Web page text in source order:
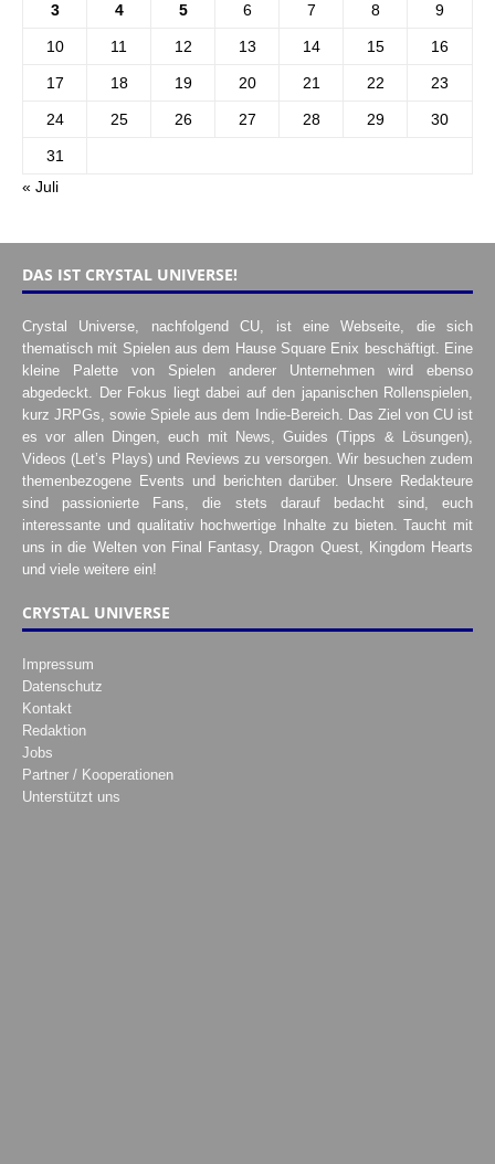
3 4 5 6 7 8 9
10 11 12 13 14 15 16
17 18 19 20 21 22 23
24 25 26 27 28 29 30
31
« Juli
DAS IST CRYSTAL UNIVERSE!
Crystal Universe, nachfolgend CU, ist eine Webseite, die sich
thematisch mit Spielen aus dem Hause Square Enix beschäftigt. Eine
kleine Palette von Spielen anderer Unternehmen wird ebenso
abgedeckt. Der Fokus liegt dabei auf den japanischen Rollenspielen,
kurz JRPGs, sowie Spiele aus dem Indie-Bereich. Das Ziel von CU ist
es vor allen Dingen, euch mit News, Guides (Tipps & Lösungen),
Videos (Let’s Plays) und Reviews zu versorgen. Wir besuchen zudem
themenbezogene Events und berichten darüber. Unsere Redakteure
sind passionierte Fans, die stets darauf bedacht sind, euch
interessante und qualitativ hochwertige Inhalte zu bieten. Taucht mit
uns in die Welten von Final Fantasy, Dragon Quest, Kingdom Hearts
und viele weitere ein!
CRYSTAL UNIVERSE
Impressum
Datenschutz
Kontakt
Redaktion
Jobs
Partner / Kooperationen
Unterstützt uns